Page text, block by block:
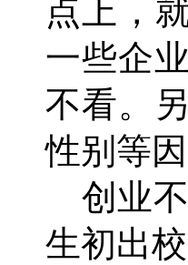
点上，
一些企
不看。
性别等
创业不
生初出